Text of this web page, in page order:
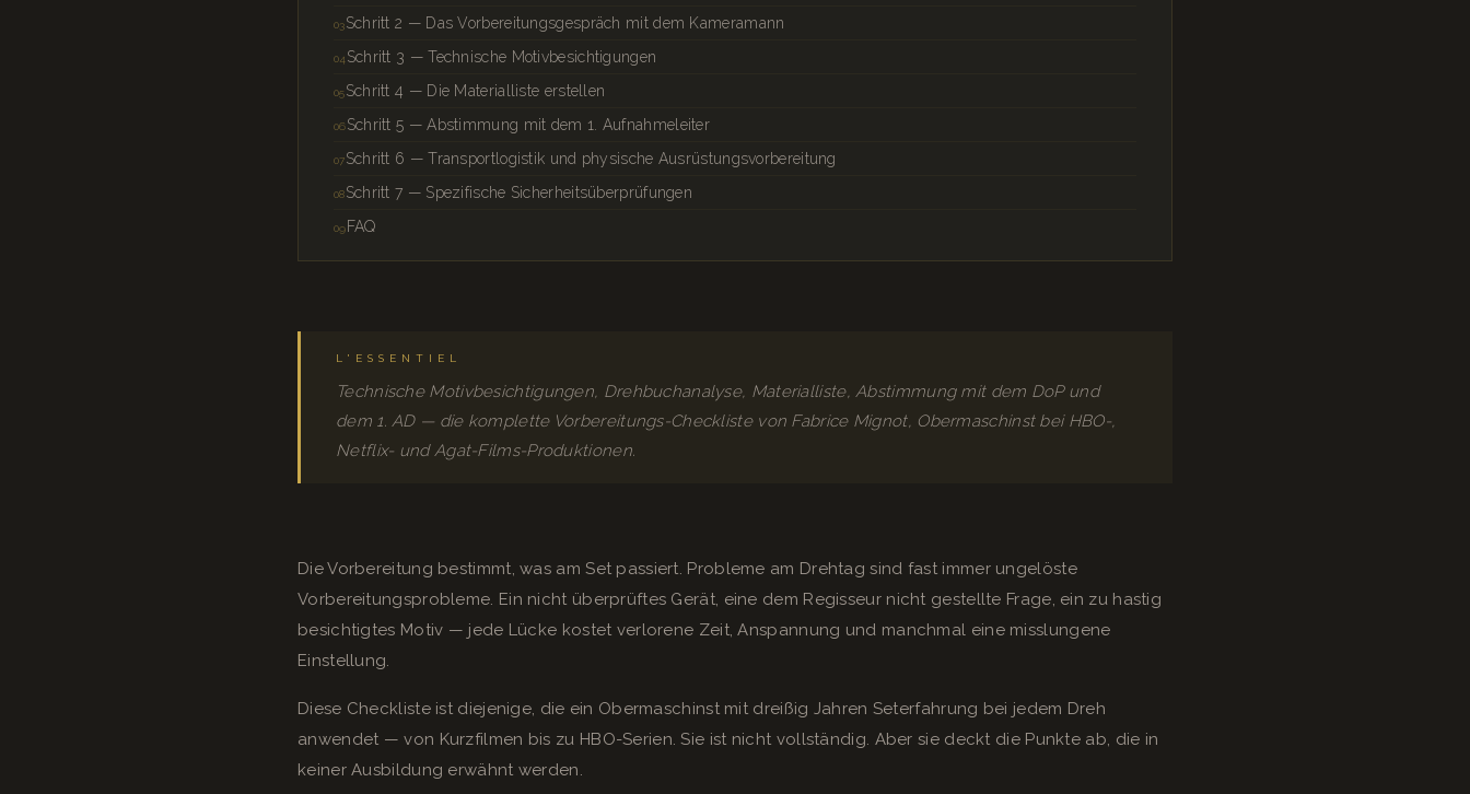
Schritt 2 — Das Vorbereitungsgespräch mit dem Kameramann
Schritt 3 — Technische Motivbesichtigungen
Schritt 4 — Die Materialliste erstellen
Schritt 5 — Abstimmung mit dem 1. Aufnahmeleiter
Schritt 6 — Transportlogistik und physische Ausrüstungsvorbereitung
Schritt 7 — Spezifische Sicherheitsüberprüfungen
FAQ
L'ESSENTIEL
Technische Motivbesichtigungen, Drehbuchanalyse, Materialliste, Abstimmung mit dem DoP und
dem 1. AD — die komplette Vorbereitungs-Checkliste von Fabrice Mignot, Obermaschinst bei HBO-,
Netflix- und Agat-Films-Produktionen.
Die Vorbereitung bestimmt, was am Set passiert. Probleme am Drehtag sind fast immer ungelöste
Vorbereitungsprobleme. Ein nicht überprüftes Gerät, eine dem Regisseur nicht gestellte Frage, ein zu hastig
besichtigtes Motiv — jede Lücke kostet verlorene Zeit, Anspannung und manchmal eine misslungene
Einstellung.
Diese Checkliste ist diejenige, die ein Obermaschinst mit dreißig Jahren Seterfahrung bei jedem Dreh
anwendet — von Kurzfilmen bis zu HBO-Serien. Sie ist nicht vollständig. Aber sie deckt die Punkte ab, die in
keiner Ausbildung erwähnt werden.